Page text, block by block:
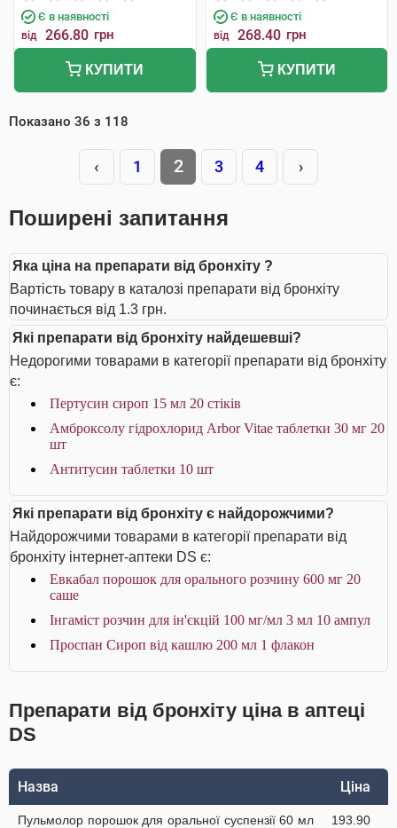
Є в наявності
від 266.80 грн
КУПИТИ
Є в наявності
від 268.40 грн
КУПИТИ
Показано 36 з 118
‹ 1 2 3 4 ›
Поширені запитання
Яка ціна на препарати від бронхіту ?
Вартість товару в каталозі препарати від бронхіту
починається від 1.3 грн.
Які препарати від бронхіту найдешевші?
Недорогими товарами в категорії препарати від бронхіту
є:
Пертусин сироп 15 мл 20 стіків
Амброксолу гідрохлорид Arbor Vitae таблетки 30 мг 20
шт
Антитусин таблетки 10 шт
Які препарати від бронхіту є найдорожчими?
Найдорожчими товарами в категорії препарати від
бронхіту інтернет-аптеки DS є:
Евкабал порошок для орального розчину 600 мг 20
саше
Інгаміст розчин для ін'єкцій 100 мг/мл 3 мл 10 ампул
Проспан Сироп від кашлю 200 мл 1 флакон
Препарати від бронхіту ціна в аптеці
DS
Назва Ціна
Пульмолор порошок для оральної суспензії 60 мл
193.90